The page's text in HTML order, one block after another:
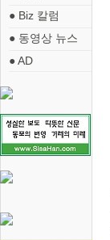
● Biz 칼럼
● 동영상 뉴스
● AD